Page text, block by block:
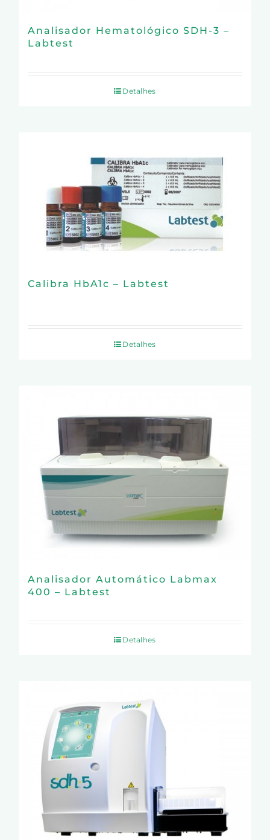
Analisador Hematológico SDH-3 –
Labtest
Detalhes
Calibra HbA1c – Labtest
Detalhes
Analisador Automático Labmax
400 – Labtest
Detalhes